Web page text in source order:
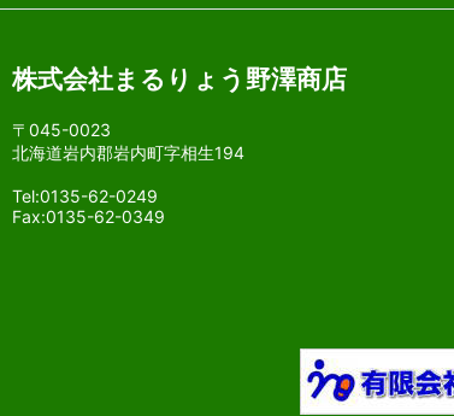
株式会社まるりょう野澤商店
〒045-0023
北海道岩内郡岩内町字相生194
Tel:0135-62-0249
Fax:0135-62-0349